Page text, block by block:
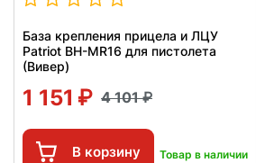
База крепления прицела и ЛЦУ
Patriot BH-MR16 для пистолета
(Вивер)
1 151 4 101
В корзину Товар в наличии